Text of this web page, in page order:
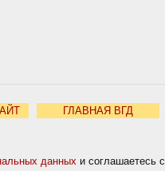
ГЛАВНАЯ ВГД
данных и соглашаетесь с